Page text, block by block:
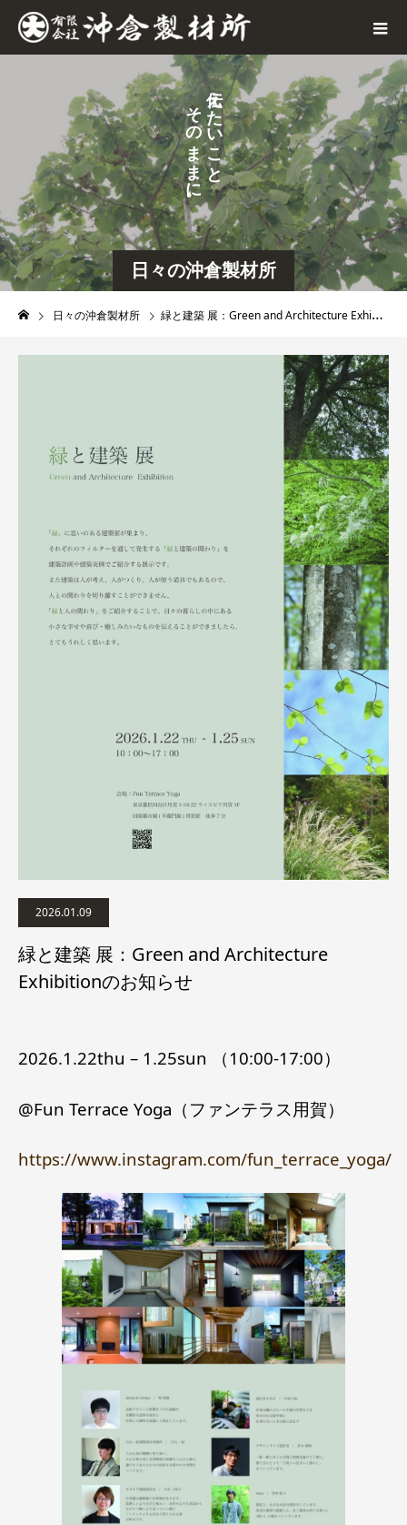
日々の沖倉製材所
え
た
い
こ
と
そ
の
ま
ま
に
。
日々の沖倉製材所 緑と建築 展：Green and Architecture Exhibitionのお知らせ
2026.01.09
緑と建築 展：Green and Architecture
Exhibitionのお知らせ
2026.1.22thu – 1.25sun （10:00-17:00）
@Fun Terrace Yoga（ファンテラス用賀）
https://www.instagram.com/fun_terrace_yoga/